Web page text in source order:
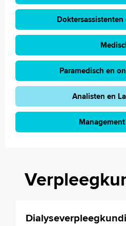
Paramedisch en
Analisten en